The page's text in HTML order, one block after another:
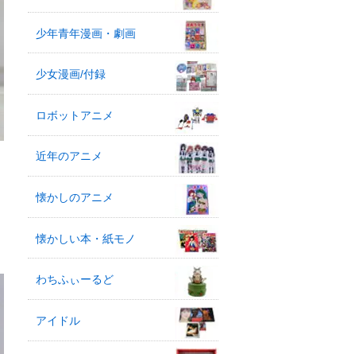
少年青年漫画・劇画
少女漫画/付録
ロボットアニメ
近年のアニメ
懐かしのアニメ
懐かしい本・紙モノ
わちふぃーるど
アイドル